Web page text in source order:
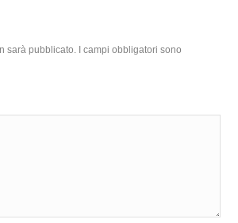
sarà pubblicato.
I campi obbligatori sono